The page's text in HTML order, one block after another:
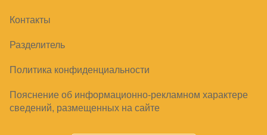
Контакты
Разделитель
Политика конфиденциальности
Пояснение об информационно-рекламном характере
сведений, размещенных на сайте
13450₽